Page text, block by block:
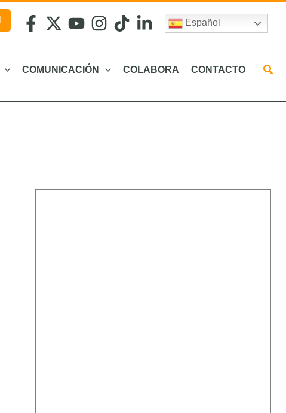
Español
COMUNICACIÓN COLABORA CONTACTO